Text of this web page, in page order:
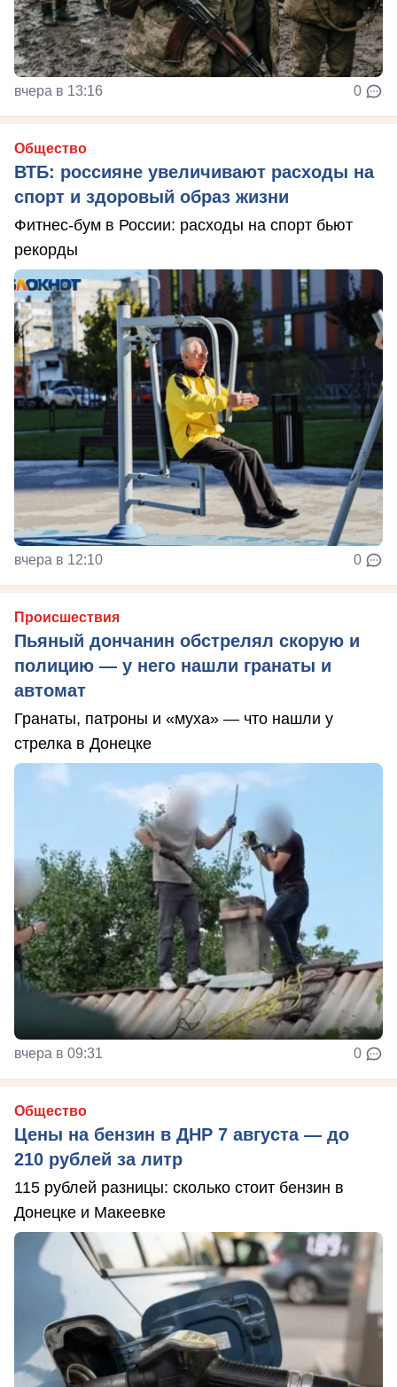
вчера в 13:16 0
Общество
ВТБ: россияне увеличивают расходы на
спорт и здоровый образ жизни
Фитнес-бум в России: расходы на спорт бьют
рекорды
вчера в 12:10 0
Происшествия
Пьяный дончанин обстрелял скорую и
полицию — у него нашли гранаты и
автомат
Гранаты, патроны и «муха» — что нашли у
стрелка в Донецке
вчера в 09:31 0
Общество
Цены на бензин в ДНР 7 августа — до
210 рублей за литр
115 рублей разницы: сколько стоит бензин в
Донецке и Макеевке